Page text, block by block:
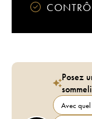
Posez
Avec